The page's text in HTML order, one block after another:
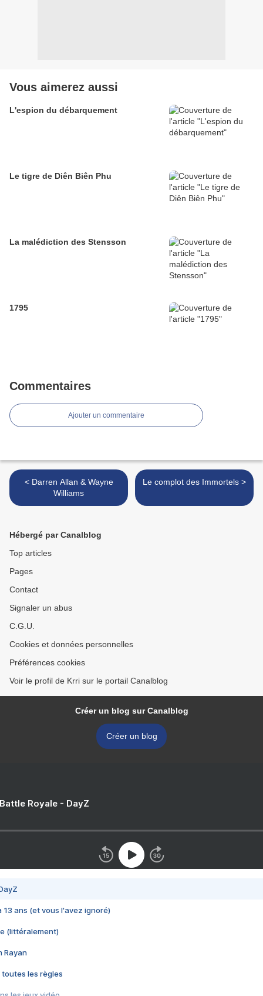
Vous aimerez aussi
L'espion du débarquement
Le tigre de Diên Biên Phu
La malédiction des Stensson
1795
Commentaires
Ajouter un commentaire
< Darren Allan & Wayne
Williams
Le complot des Immortels >
Hébergé par Canalblog
Top articles
Pages
Contact
Signaler un abus
C.G.U.
Cookies et données personnelles
Préférences cookies
Voir le profil de Krri sur le portail Canalblog
Créer un blog sur Canalblog
Créer un blog
Royale - DayZ
13 ans (et vous l'avez ignoré)
(littéralement)
Rayan
toutes les règles